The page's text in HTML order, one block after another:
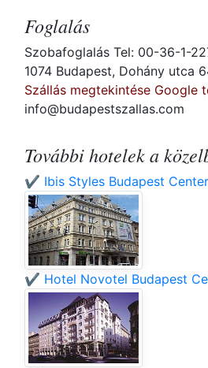
Foglalás
Szobafoglalás Tel: 00-36-1-
1074 Budapest, Dohány utca
Szállás megtekintése Google
info@budapestszallas.com
További hotelek a
✔️ Ibis Styles Budapest
✔️ Hotel Novotel Budapest